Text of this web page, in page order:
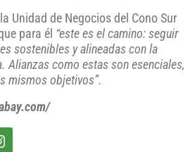
Unidad de Negocios del Cono Sur
para él “este es el camino: seguir
sostenibles y alineadas con la
Alianzas como estas son esenciales,
mismos objetivos”.